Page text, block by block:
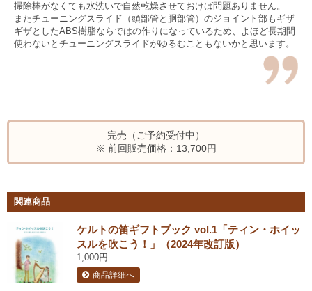
掃除棒がなくても水洗いで自然乾燥させておけば問題ありません。
またチューニングスライド（頭部管と胴部管）のジョイント部もギザ
ギザとしたABS樹脂ならではの作りになっているため、よほど長期間
使わないとチューニングスライドがゆるむこともないかと思います。
完売（ご予約受付中）
※ 前回販売価格：13,700円
関連商品
ケルトの笛ギフトブック vol.1「ティン・ホイッ
スルを吹こう！」（2024年改訂版）
1,000円
商品詳細へ